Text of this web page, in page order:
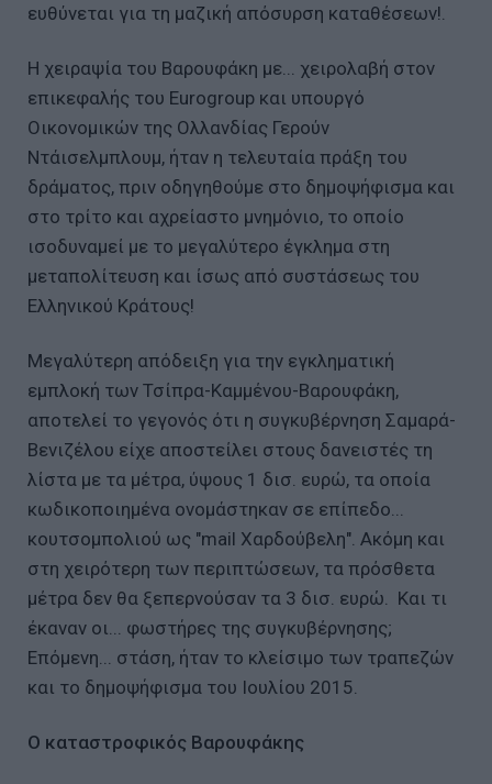
ευθύνεται για τη μαζική απόσυρση καταθέσεων!.
Η χειραψία του Βαρουφάκη με... χειρολαβή στον
επικεφαλής του Eurogroup και υπουργό
Οικονομικών της Ολλανδίας Γερούν
Ντάισελμπλουμ, ήταν η τελευταία πράξη του
δράματος, πριν οδηγηθούμε στο δημοψήφισμα και
στο τρίτο και αχρείαστο μνημόνιο, το οποίο
ισοδυναμεί με το μεγαλύτερο έγκλημα στη
μεταπολίτευση και ίσως από συστάσεως του
Ελληνικού Κράτους!
Μεγαλύτερη απόδειξη για την εγκληματική
εμπλοκή των Τσίπρα-Καμμένου-Βαρουφάκη,
αποτελεί το γεγονός ότι η συγκυβέρνηση Σαμαρά-
Βενιζέλου είχε αποστείλει στους δανειστές τη
λίστα με τα μέτρα, ύψους 1 δισ. ευρώ, τα οποία
κωδικοποιημένα ονομάστηκαν σε επίπεδο...
κουτσομπολιού ως "mail Χαρδούβελη". Ακόμη και
στη χειρότερη των περιπτώσεων, τα πρόσθετα
μέτρα δεν θα ξεπερνούσαν τα 3 δισ. ευρώ. Και τι
έκαναν οι... φωστήρες της συγκυβέρνησης;
Επόμενη... στάση, ήταν το κλείσιμο των τραπεζών
και το δημοψήφισμα του Ιουλίου 2015.
Ο καταστροφικός Βαρουφάκης